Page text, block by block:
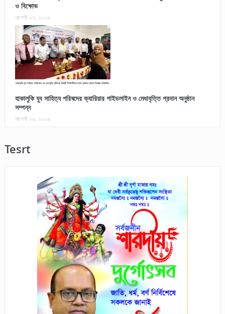
ও বিক্ষোভ
আগস্ট ০৭, ২০২৬
হাকালুকি যুব সাহিত্য পরিষদের ক্যারিয়ার গাইডলাইন ও মেধাবৃত্তি প্রদান অনুষ্ঠান
সম্পন্ন
আগস্ট ০৬, ২০২৬
Tesrt